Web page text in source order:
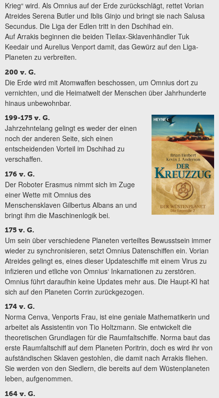
Krieg“ wird. Als Omnius auf der Erde zurückschlägt, rettet Vorian
Atreides Serena Butler und Iblis Ginjo und bringt sie nach Salusa
Secundus. Die Liga der Edlen tritt in den Dschihad ein.
Auf Arrakis beginnen die beiden Tleilax-Sklavenhändler Tuk
Keedair und Aurelius Venport damit, das Gewürz auf den Liga-
Planeten zu verbreiten.
200 v. G.
Die Erde wird mit Atomwaffen beschossen, um Omnius dort zu
vernichten, und die Heimatwelt der Menschen über Jahrhunderte
hinaus unbewohnbar.
199-175 v. G.
Jahrzehntelang gelingt es weder der einen
noch der anderen Seite, sich einen
entscheidenden Vorteil im Dschihad zu
verschaffen.
176 v. G.
Der Roboter Erasmus nimmt sich im Zuge
einer Wette mit Omnius des
Menschensklaven Gilbertus Albans an und
bringt ihm die Maschinenlogik bei.
175 v. G.
Um sein über verschiedene Planeten verteiltes Bewusstsein immer
wieder zu synchronisieren, setzt Omnius Datenschiffen ein. Vorian
Atreides gelingt es, eines dieser Updateschiffe mit einem Virus zu
infizieren und etliche von Omnius‘ Inkarnationen zu zerstören.
Omnius führt daraufhin keine Updates mehr aus. Die Haupt-KI hat
sich auf den Planeten Corrin zurückgezogen.
174 v. G.
Norma Cenva, Venports Frau, ist eine geniale Mathematikerin und
arbeitet als Assistentin von Tio Holtzmann. Sie entwickelt die
theoretischen Grundlagen für die Raumfaltschiffe. Norma baut das
erste Raumfaltschiff auf dem Planeten Poritrin, doch es wird ihr von
aufständischen Sklaven gestohlen, die damit nach Arrakis fliehen.
Sie werden von den Siedlern, die bereits auf dem Wüstenplaneten
leben, aufgenommen.
164 v. G.